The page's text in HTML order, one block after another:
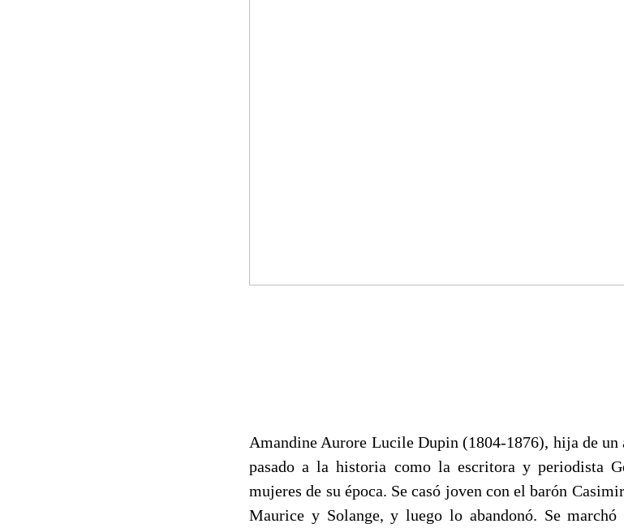
Amandine Aurore Lucile Dupin (1804-1876), hija de un
pasado a la historia como la escritora y periodista
mujeres de su época. Se casó joven con el barón
Maurice y Solange, y luego lo abandonó. Se